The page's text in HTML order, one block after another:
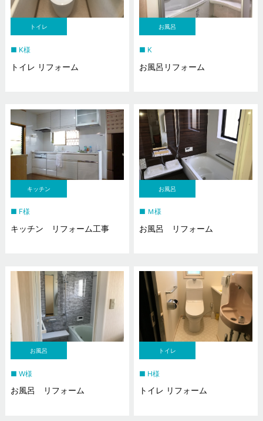
トイレ
K様
トイレ リフォーム
お風呂
K
お風呂リフォーム
キッチン
F様
キッチン リフォーム工事
お風呂
Ｍ様
お風呂 リフォーム
お風呂
W様
お風呂 リフォーム
トイレ
H様
トイレ リフォーム